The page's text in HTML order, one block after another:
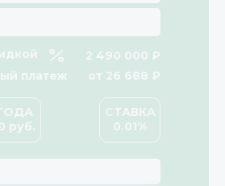
2 490 000 ₽
платеж
от 26 688 ₽
руб.
СТАВКА
0.01%